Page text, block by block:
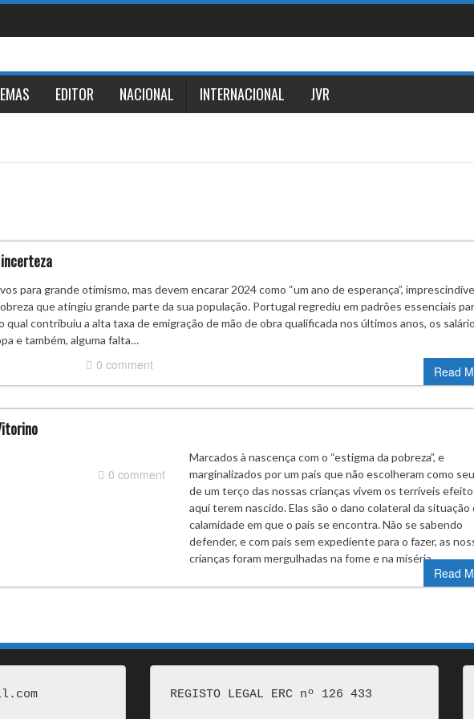
EDITOR NACIONAL INTERNACIONAL JVR
incerteza
para grande otimismo, mas devem encarar 2024 como “um ano de esperança”,
que atingiu grande parte da sua população. Portugal regrediu em padrões essenciais
contribuiu a alta taxa de emigração de mão de obra qualificada nos últimos anos, os
e também, alguma falta…
0 comment Read
0 comment
Marcados à nascença com o “estigma da pobreza”, e
marginalizados por um país que não escolheram como
de um terço das nossas crianças vivem os terríveis
aqui terem nascido. Elas são o dano colateral da situação
calamidade em que o país se encontra. Não se sabendo
defender, e com pais sem expediente para o fazer, as
crianças foram mergulhadas na fome e na miséria…
Read
REGISTO LEGAL ERC nº 126 433